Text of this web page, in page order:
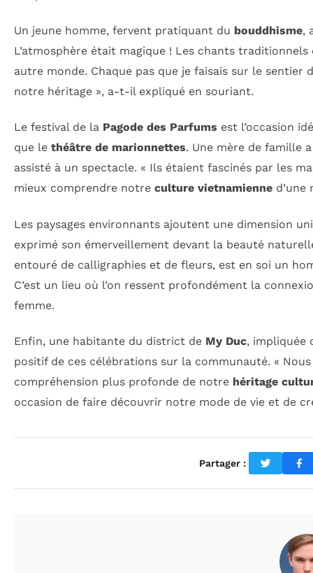
Un jeune homme, fervent pratiquant du bouddhisme,
L’atmosphère était magique ! Les chants
autre monde. Chaque pas que je faisais sur le
notre héritage », a-t-il expliqué en souriant.
Le festival de la Pagode des Parfums est l’occasion
que le théâtre de marionnettes. Une mère de famille
assisté à un spectacle. « Ils étaient fascinés par les
mieux comprendre notre culture vietnamienne
Les paysages environnants ajoutent une dimension
exprimé son émerveillement devant la beauté
entouré de calligraphies et de fleurs, est en soi un
C’est un lieu où l’on ressent profondément la
femme.
Enfin, une habitante du district de My Duc, impliquée
positif de ces célébrations sur la communauté. «
compréhension plus profonde de notre héritage
occasion de faire découvrir notre mode de vie et de
Partager :